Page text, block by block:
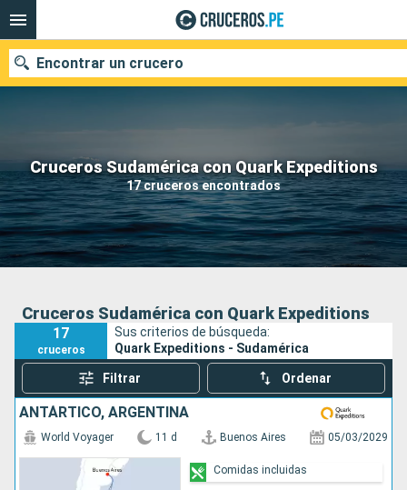
Cruceros Sudamérica con Quark Expeditions
17 cruceros encontrados
Encontrar un crucero
Nuestros destinos
Fecha de salida
Puertos Compañías
Cruceros Sudamérica con Quark Expeditions
17
cruceros
Sus criterios de búsqueda:
Quark Expeditions - Sudamérica
Filtrar Ordenar
ANTÁRTICO, ARGENTINA
World Voyager 11 d Buenos Aires 05/03/2029
Comidas incluidas